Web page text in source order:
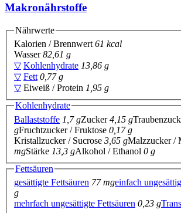
Makronährstoffe
Nährwerte
Kalorien / Brennwert 61 kcal
Wasser82,61 g
▽ Kohlenhydrate 13,86 g
▽ Fett 0,77 g
▽ Eiweiß / Protein 1,95 g
Kohlenhydrate
Ballaststoffe 1,7 gZucker4,15 g
gFruchtzucker / Fruktose 0,17 g
Kristallzucker / Sucrose 3,65 gMalzzucker /
mgStärke 13,3 gAlkohol / Ethanol 0 g
Fettsäuren
gesättigte Fettsäuren 77 mgeinfach
g
mehrfach ungesättigte Fettsäuren 0,23 g